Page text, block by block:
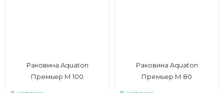
Раковина Aquaton
Премьер М 100
Раковина Aquaton
Премьер М 80